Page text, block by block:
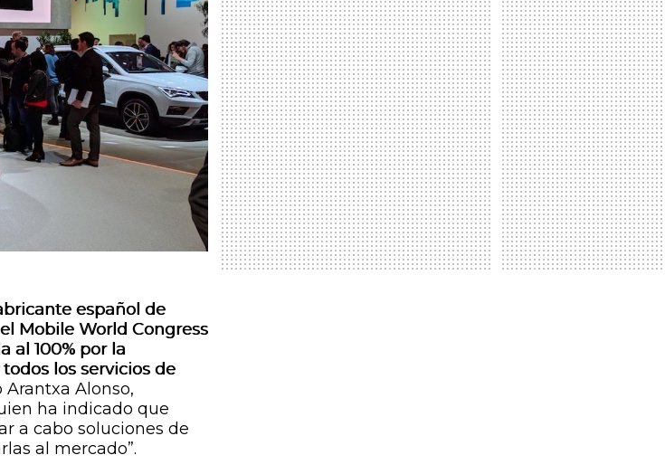
español de
Mobile World Congress
al 100% por la
los servicios de
Alonso,
ha indicado que
a cabo soluciones de
al mercado”.